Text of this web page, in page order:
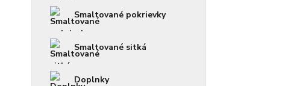
Smaltované pokrievky
Smaltované sitká
Doplnky